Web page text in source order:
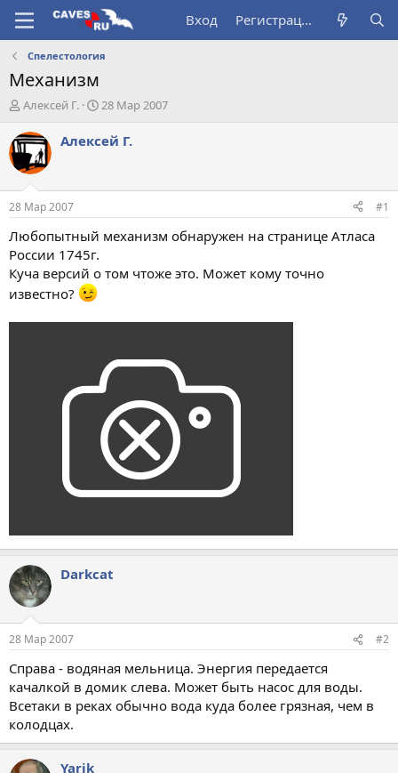
Вход Регистрация
Спелестология
Механизм
А
т
о
р
т
е
м
ы
Алексей Г.
Д
т
а
л
28 Мар 2007
Алексей Г.
28 Мар 2007 #1
Любопытный механизм обнаружен на странице Атласа
России 1745г.
Куча версий о том чтоже это. Может кому точно
известно?
Darkcat
28 Мар 2007 #2
Справа - водяная мельница. Энергия передается
качалкой в домик слева. Может быть насос для воды.
Всетаки в реках обычно вода куда более грязная, чем в
колодцах.
Yarik